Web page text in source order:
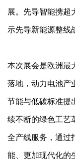
展。先导智能携超
示先导新能源整线
本次展会是欧洲最
落地，动力电池产
节能与低碳标准提
续不断的绿色工艺
全产线服务，通过
能、更加现代化的